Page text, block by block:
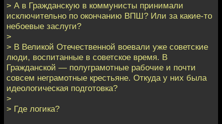
> А в Гражданскую в коммунисты принимали
исключительно по окончанию ВПШ? Или за какие-то
небоевые заслуги?
>
> В Великой Отечественной воевали уже советские
люди, воспитанные в советское время. В
Гражданской — полуграмотные рабочие и почти
совсем неграмотные крестьяне. Откуда у них была
идеологическая подготовка?
>
> Где логика?